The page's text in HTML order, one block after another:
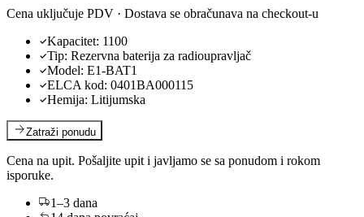
Cena uključuje PDV · Dostava se obračunava na checkout-u
Kapacitet: 1100
Tip: Rezervna baterija za radioupravljač
Model: E1-BAT1
ELCA kod: 0401BA000115
Hemija: Litijumska
Zatraži ponudu
Cena na upit. Pošaljite upit i javljamo se sa ponudom i rokom
isporuke.
1–3 dana